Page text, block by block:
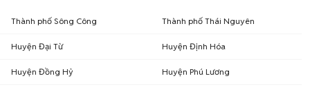
Thành phố Sông Công Thành phố Thái Nguyên
Huyện Đại Từ Huyện Định Hóa
Huyện Đồng Hỷ Huyện Phú Lương